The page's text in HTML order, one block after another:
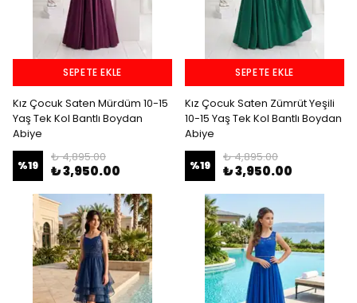
SEPETE EKLE
Kız Çocuk Saten Mürdüm 10-15
Yaş Tek Kol Bantlı Boydan
Abiye
%19
₺ 4,895.00
₺ 3,950.00
SEPETE EKLE
Kız Çocuk Saten Zümrüt Yeşili
10-15 Yaş Tek Kol Bantlı Boydan
Abiye
%19
₺ 4,895.00
₺ 3,950.00